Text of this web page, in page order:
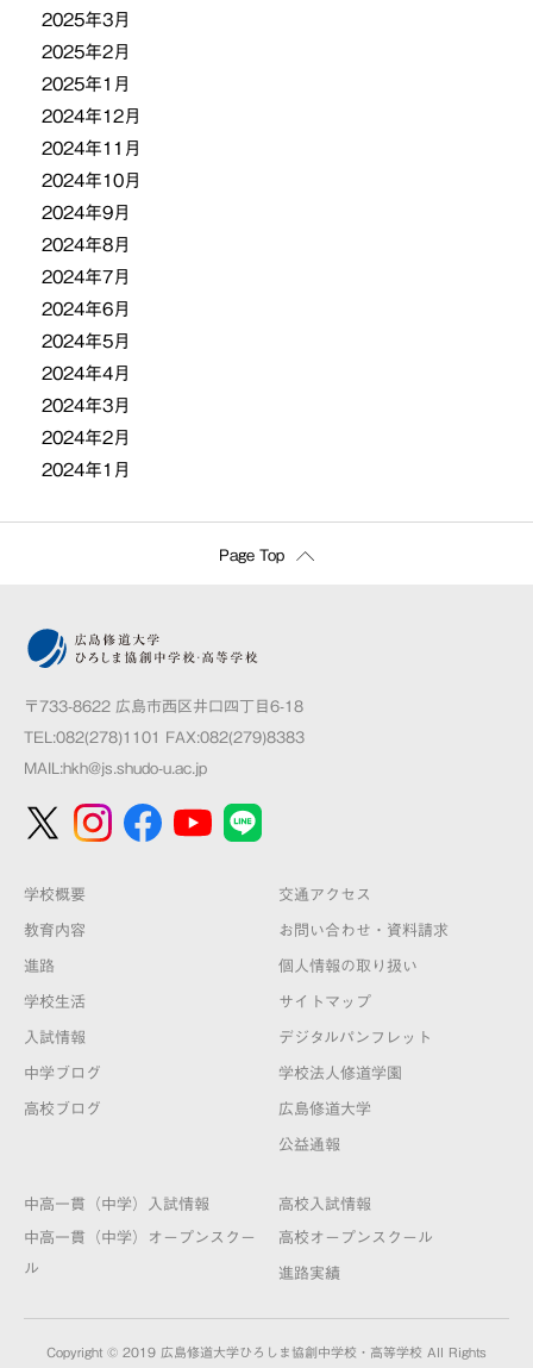
2025年3月
2025年2月
2025年1月
2024年12月
2024年11月
2024年10月
2024年9月
2024年8月
2024年7月
2024年6月
2024年5月
2024年4月
2024年3月
2024年2月
2024年1月
Page Top
〒733-8622 広島市西区井口四丁目6-18
TEL:082(278)1101 FAX:082(279)8383
MAIL:hkh@js.shudo-u.ac.jp
学校概要
教育内容
進路
学校生活
入試情報
中学ブログ
高校ブログ
交通アクセス
お問い合わせ・資料請求
個人情報の取り扱い
サイトマップ
デジタルパンフレット
学校法人修道学園
広島修道大学
公益通報
中高一貫（中学）入試情報
中高一貫（中学）オープンスクー
ル
高校入試情報
高校オープンスクール
進路実績
Copyright © 2019 広島修道大学ひろしま協創中学校・高等学校 All Rights